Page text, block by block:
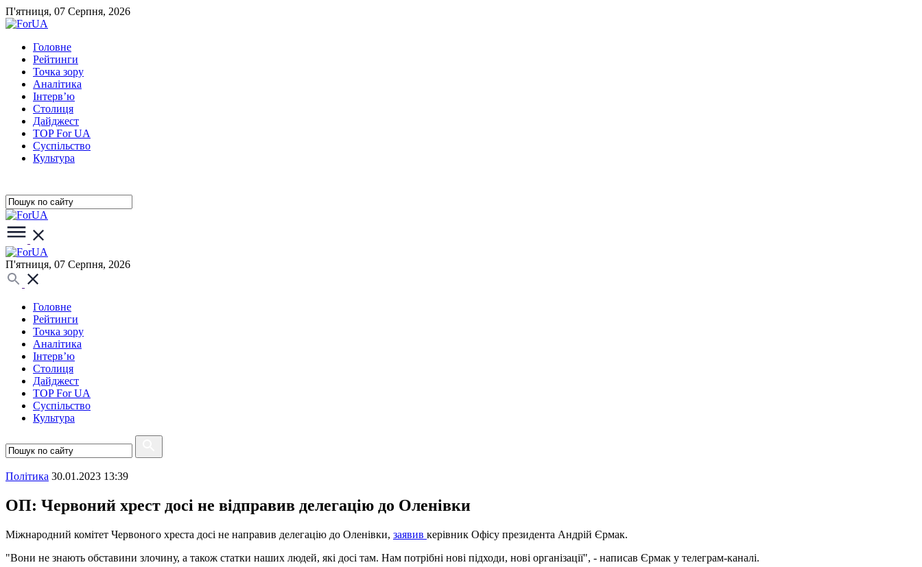
П'ятниця, 07 Серпня, 2026
Головне
Рейтинги
Точка зору
Аналітика
Інтерв’ю
Столиця
Дайджест
TOP For UA
Суспiльство
Культура
П'ятниця, 07 Серпня, 2026
Головне
Рейтинги
Точка зору
Аналітика
Інтерв’ю
Столиця
Дайджест
TOP For UA
Суспiльство
Культура
Полiтика 30.01.2023 13:39
ОП: Червоний хрест досі не відправив делегацію до Оленівки
Міжнародний комітет Червоного хреста досі не направив делегацію до Оленівки, заявив керівник Офісу президента Андрій Єрмак.
"Вони не знають обставини злочину, а також статки наших людей, які досі там. Нам потрібні нові підходи, нові організації", - написав Єрмак у телеграм-каналі.